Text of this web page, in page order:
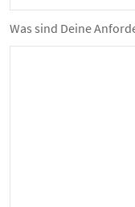
Was sind Deine